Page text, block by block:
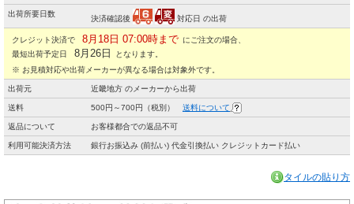
出荷所要日数
決済確認後 対応日 の出荷
クレジット決済で 8月18日 07:00時まで にご注文の場合、
最短出荷予定日
8月26日
となります。
※ お見積対応や出荷メーカーが異なる場合は対象外です。
出荷元 近畿地方 のメーカーから出荷
送料 500円～700円（税別） 送料について
返品について お客様都合での返品不可
利用可能決済方法 銀行お振込み (前払い) 代金引換払い クレジットカード払い
タイルの貼り方